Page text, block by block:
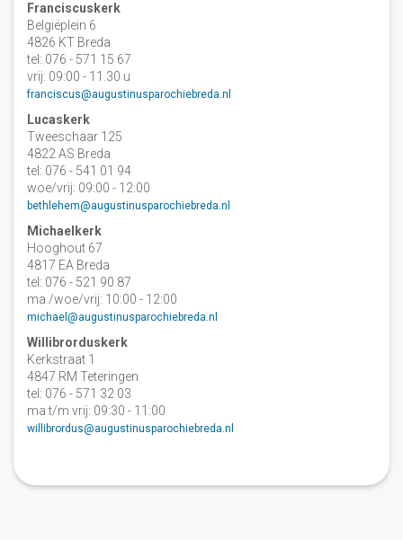
Franciscuskerk
Belgiëplein 6
4826 KT Breda
tel: 076 - 571 15 67
vrij: 09:00 - 11.30 u
franciscus@augustinusparochiebreda.nl
Lucaskerk
Tweeschaar 125
4822 AS Breda
tel: 076 - 541 01 94
woe/vrij: 09:00 - 12:00
bethlehem@augustinusparochiebreda.nl
Michaelkerk
Hooghout 67
4817 EA Breda
tel: 076 - 521 90 87
ma /woe/vrij: 10:00 - 12:00
michael@augustinusparochiebreda.nl
Willibrorduskerk
Kerkstraat 1
4847 RM Teteringen
tel: 076 - 571 32 03
ma t/m vrij: 09:30 - 11:00
willibrordus@augustinusparochiebreda.nl